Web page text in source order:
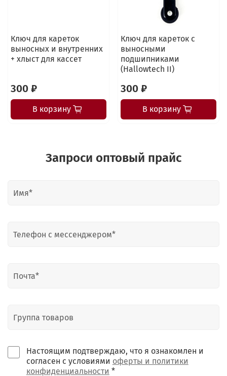
Ключ для кареток
выносных и внутренних
+ хлыст для кассет
300 ₽
В корзину
Ключ для кареток с
выносными
подшипниками
(Hallowtech II)
300 ₽
В корзину
Запроси оптовый прайс
Настоящим подтверждаю, что я ознакомлен и
согласен с условиями оферты и политики
конфиденциальности *